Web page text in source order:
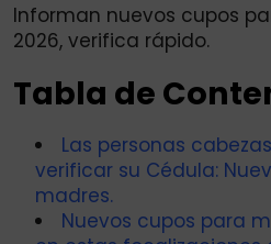
Informan nuevos cupos
2026, verifica rápido.
Tabla de
Las personas
verificar su Cédula:
madres.
Nuevos cupos para